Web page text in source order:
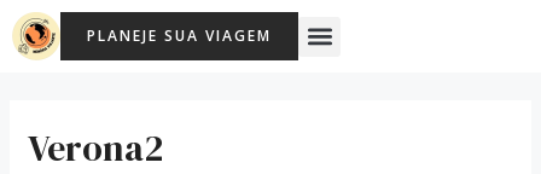
para
PLANEJE SUA VIAGEM Menu
Verona2
Post
navigation